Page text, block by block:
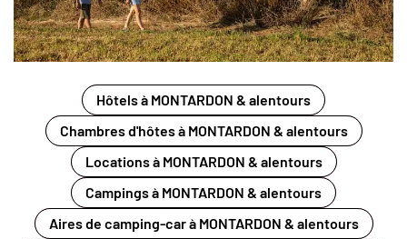
Hôtels à MONTARDON & alentours
Chambres d'hôtes à MONTARDON & alentours
Locations à MONTARDON & alentours
Campings à MONTARDON & alentours
Aires de camping-car à MONTARDON & alentours